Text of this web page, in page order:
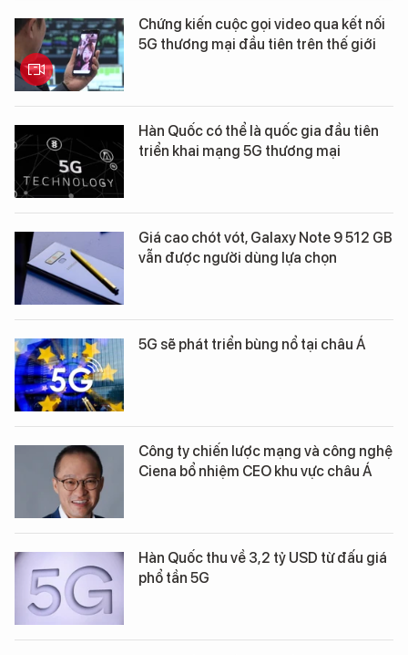
Chứng kiến cuộc gọi video qua kết nối
5G thương mại đầu tiên trên thế giới
Hàn Quốc có thể là quốc gia đầu tiên
triển khai mạng 5G thương mại
Giá cao chót vót, Galaxy Note 9 512 GB
vẫn được người dùng lựa chọn
5G sẽ phát triển bùng nổ tại châu Á
Công ty chiến lược mạng và công nghệ
Ciena bổ nhiệm CEO khu vực châu Á
Hàn Quốc thu về 3,2 tỷ USD từ đấu giá
phổ tần 5G